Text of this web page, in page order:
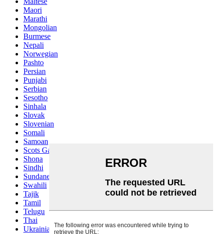
Maori
Marathi
Mongolian
Burmese
Nepali
Norwegian
Pashto
Persian
Punjabi
Serbian
Sesotho
Sinhala
Slovak
Slovenian
Somali
Samoan
Scots Gaelic
Shona
Sindhi
Sundanese
Swahili
Tajik
Tamil
Telugu
Thai
Ukrainian